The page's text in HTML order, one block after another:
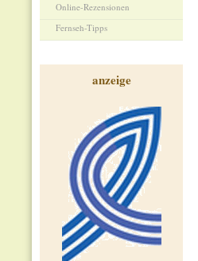
Online-Rezensionen
Fernseh-Tipps
anzeige